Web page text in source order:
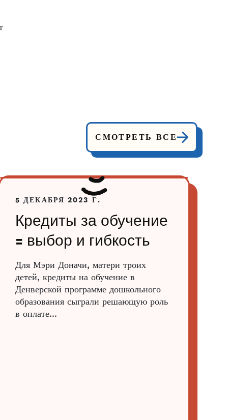
СМОТРЕТЬ ВСЕ
5 ДЕКАБРЯ 2023 Г.
Кредиты за обучение
= выбор и гибкость
Для Мэри Доначи, матери троих
детей, кредиты на обучение в
Денверской программе дошкольного
образования сыграли решающую роль
в оплате...